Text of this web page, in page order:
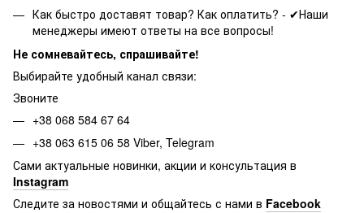
Как быстро доставят товар? Как оплатить? - ✔Наши
менеджеры имеют ответы на все вопросы!
Не сомневайтесь, спрашивайте!
Выбирайте удобный канал связи:
Звоните
+38 068 584 67 64
+38 063 615 06 58 Viber, Telegram
Сами актуальные новинки, акции и консультация в
Instagram
Следите за новостями и общайтесь с нами в Facebook